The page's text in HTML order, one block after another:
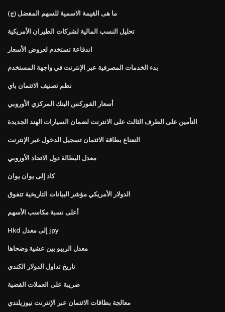
(ج) ما هى القيمة الاسمية للسهم المفضل
تحليل النسب المالية لشركات الطيران الأمريكية
اندفاعة تستخدم لعروض الأسعار
بدء الخدمات المصرفية عبر الإنترنت في واجهة المستخدم
نظم تصنيف الائتمان باي
أسعار الفوركس البنك المركزي الأوروبي
التأمين على الطرف الثالث على الانترنت لضمان السيارات الهند الجديدة
النعناع بطاقة الائتمان تسجيل الدخول عبر الإنترنت
معدل البطالة دول الاتحاد الأوروبي
كاد إلى يوان يوان
الدولار الأمريكي مؤشر البيانات التاريخية تتفوق
أعلى نسبة مكاسب الأسهم
Hkd إلى معدل jpy
معدل الريبو بين عشية وضحاها
تاريخ تداول الدولار الكندي
ضريبة على العملات الفضية
معالجة بطاقات الائتمان عبر الإنترنت نيوزيلندي